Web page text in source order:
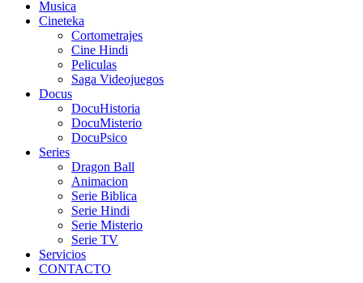
Musica
Cineteka
Cortometrajes
Cine Hindi
Peliculas
Saga Videojuegos
Docus
DocuHistoria
DocuMisterio
DocuPsico
Series
Dragon Ball
Animacion
Serie Biblica
Serie Hindi
Serie Misterio
Serie TV
Servicios
CONTACTO